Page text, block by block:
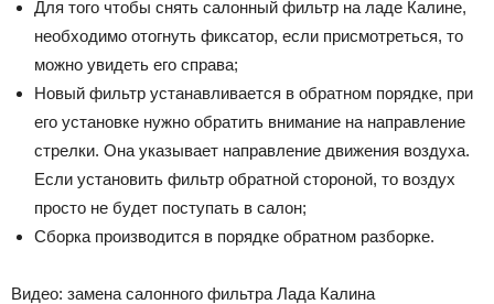
Для того чтобы снять салонный фильтр на ладе Калине,
необходимо отогнуть фиксатор, если присмотреться, то
можно увидеть его справа;
Новый фильтр устанавливается в обратном порядке, при
его установке нужно обратить внимание на направление
стрелки. Она указывает направление движения воздуха.
Если установить фильтр обратной стороной, то воздух
просто не будет поступать в салон;
Сборка производится в порядке обратном разборке.
Видео: замена салонного фильтра Лада Калина